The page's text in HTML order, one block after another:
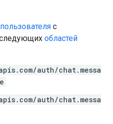
с
областей
auth/chat.messa
auth/chat.messa